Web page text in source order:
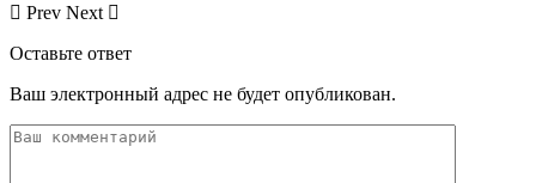
Prev Next
Оставьте ответ
Ваш электронный адрес не будет опубликован.